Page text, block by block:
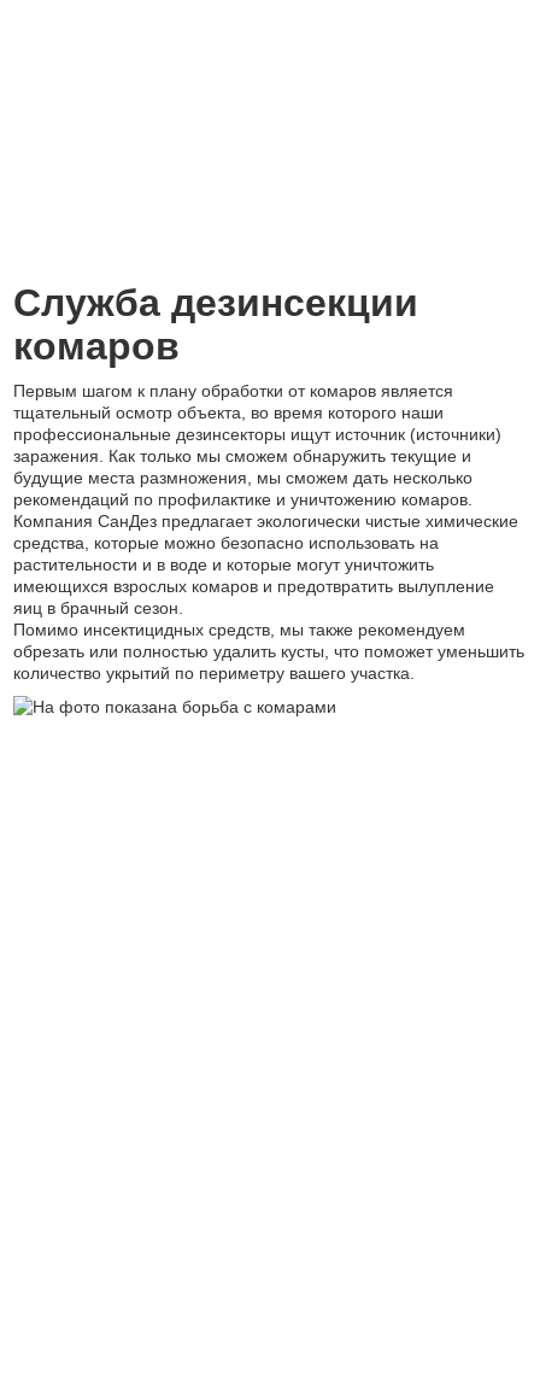
Служба дезинсекции
комаров
Первым шагом к плану обработки от комаров является
тщательный осмотр объекта, во время которого наши
профессиональные дезинсекторы ищут источник (источники)
заражения. Как только мы сможем обнаружить текущие и
будущие места размножения, мы сможем дать несколько
рекомендаций по профилактике и уничтожению комаров.
Компания СанДез предлагает экологически чистые химические
средства, которые можно безопасно использовать на
растительности и в воде и которые могут уничтожить
имеющихся взрослых комаров и предотвратить вылупление
яиц в брачный сезон.
Помимо инсектицидных средств, мы также рекомендуем
обрезать или полностью удалить кусты, что поможет уменьшить
количество укрытий по периметру вашего участка.